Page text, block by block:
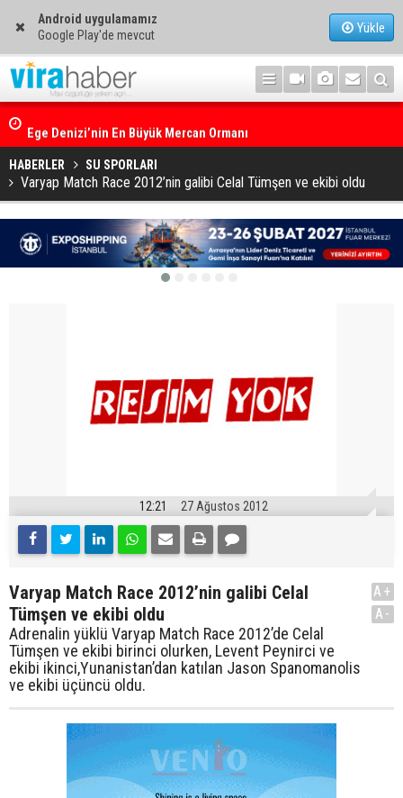
Android uygulamamız
Google Play'de mevcut
Yükle
Ege Denizi’nin En Büyük Mercan Ormanı
HABERLER SU SPORLARI
Varyap Match Race 2012’nin galibi Celal Tümşen ve ekibi oldu
12:21 27 Ağustos 2012
Varyap Match Race 2012’nin galibi Celal
Tümşen ve ekibi oldu
Adrenalin yüklü Varyap Match Race 2012’de Celal
Tümşen ve ekibi birinci olurken, Levent Peynirci ve
ekibi ikinci,Yunanistan’dan katılan Jason Spanomanolis
ve ekibi üçüncü oldu.
A+
A-